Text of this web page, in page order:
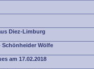
Diez-Limburg
Schönheider Wölfe
am 17.02.2018